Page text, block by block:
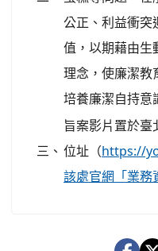
公正、利益衝突
值，以期藉由生
理念，使廉潔教
培養廉潔自持意
三、
旨案影片置於
位址（https://
該處官網「業務